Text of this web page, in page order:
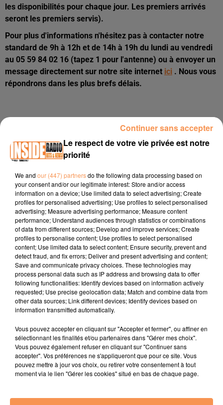
les disponibilités pour chaque jour. Les premiers arrivés
seront les premiers servis).
Pour plus d'informations n'hésitez pas à contacter notre
standard de 9h à 12h et de 14h à 19h du lundi au vendredi
au 05 59 84 02 16 (tapez 1 pour l'antenne) ou à envoyer un
message directement sur notre site internet ici . Nous vous
répondrons dans les plus brefs délais.
Prénom
Nom :*
E-mail*
Le respect de votre vie privée est notre
priorité
We and our (447) partnersdo the following data processing based on
your consent and/or our legitimate interest: Store and/or access
information on a device; Use limited data to select advertising; Create
profiles for personalised advertising; Use profiles to select personalised
advertising; Measure advertising performance; Measure content
performance; Understand audiences through statistics or combinations
of data from different sources; Develop and improve services; Create
profiles to personalise content; Use profiles to select personalised
content; Use limited data to select content; Ensure security, prevent and
detect fraud, and fix errors; Deliver and present advertising and content;
Save and communicate privacy choices. These technologies may
process personal data such as IP address and browsing data to offer
following functionalities: Identify devices based on information actively
requested; Use precise geolocation data; Match and combine data from
other data sources; Link different devices; Identify devices based on
information transmitted automatically.
Vous pouvez accepter en cliquant sur "Accepter et fermer", ou affiner en
sélectionnant les finalités et/ou partenaires dans "Gérer mes choix".
Vous pouvez également refuser en cliquant sur "Continuer sans
accepter". Vos préférences ne s'appliqueront que pour ce site. Vous
pouvez mettre à jour vos choix, ou retirer votre consentement à tout
moment via le lien "Gérer les cookies" situé en bas de chaque page.
Continuer sans accepter